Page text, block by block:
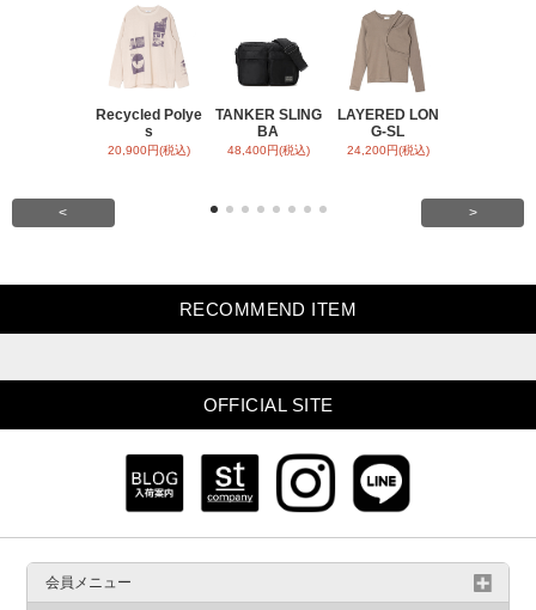
Recycled Polye
s
20,900円(税込)
TANKER SLING
BA
48,400円(税込)
LAYERED LON
G-SL
24,200円(税込)
< >
RECOMMEND ITEM
OFFICIAL SITE
会員メニュー